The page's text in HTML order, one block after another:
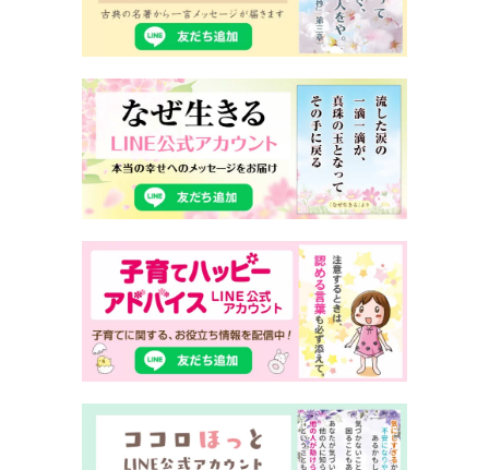
(20) 母親のサポート 5
今からでもできる、お父さんの子育て
(21) 母親のサポート 6
私は私でいいんだ、この子はこの子でいいんだ
相手と自分との間に境界線を引く
(22) 子が宝なら、母親も宝
みんなで、この国の宝を、応援していこうではありま